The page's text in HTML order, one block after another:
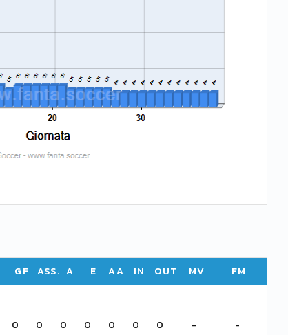
GF ASS. A E AA IN OUT MV FM
0 0 0 0 0 0 0 - -